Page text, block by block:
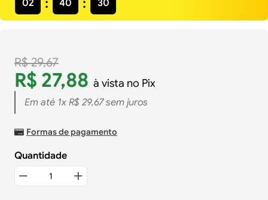
02
40 29
R$ 29,67
R$ 27,88 à vista no Pix
Em até 1x R$ 29,67sem juros
Formas de pagamento
Quantidade